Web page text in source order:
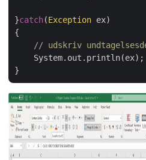
}catch(Exception ex)
{
// udskriv
    System.out.println(ex);